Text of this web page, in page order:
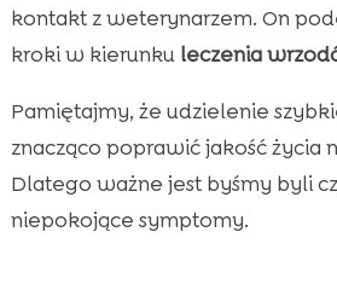
kontakt z weterynarzem. On
kroki w kierunku leczenia
Pamiętajmy, że udzielenie
znacząco poprawić jakość życia
Dlatego ważne jest byśmy byli
niepokojące symptomy.